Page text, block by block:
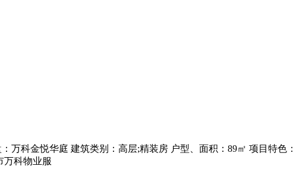
万科金悦华庭 建筑类别：高层;精装房 户型、面积：89㎡ 项目特
万科物业服